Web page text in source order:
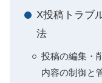
X投稿トラブ
法
投稿の編集・
内容の制御と